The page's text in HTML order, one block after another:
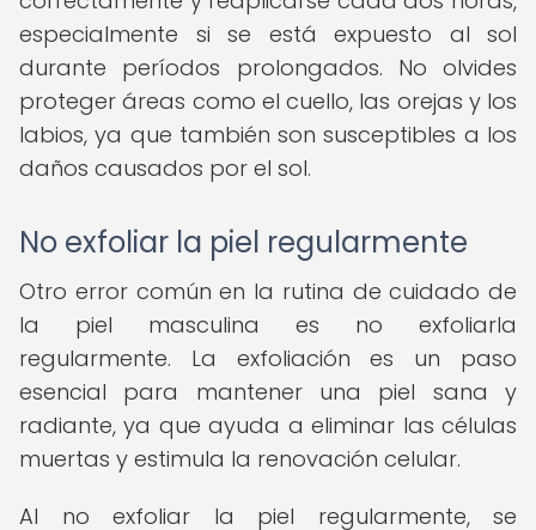
especialmente si se está expuesto al sol
durante períodos prolongados. No olvides
proteger áreas como el cuello, las orejas y los
labios, ya que también son susceptibles a los
daños causados por el sol.
No exfoliar la piel regularmente
Otro error común en la rutina de cuidado de
la piel masculina es no exfoliarla
regularmente. La exfoliación es un paso
esencial para mantener una piel sana y
radiante, ya que ayuda a eliminar las células
muertas y estimula la renovación celular.
Al no exfoliar la piel regularmente, se